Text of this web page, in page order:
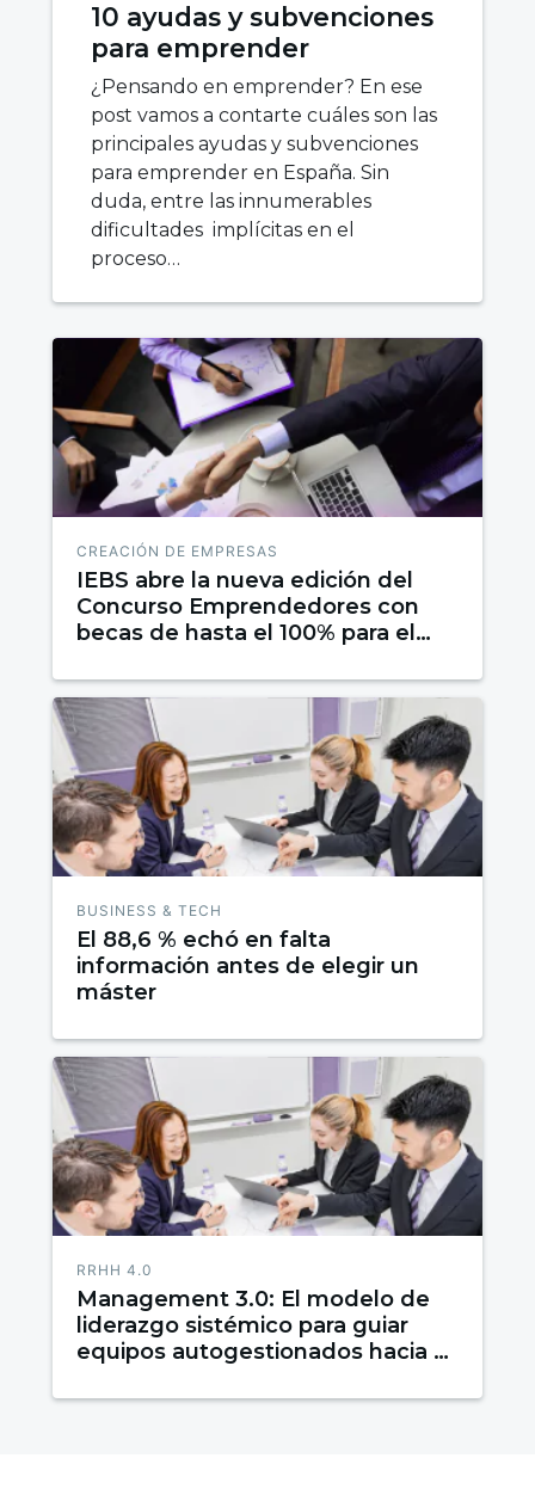
10 ayudas y subvenciones
para emprender
¿Pensando en emprender? En ese
post vamos a contarte cuáles son las
principales ayudas y subvenciones
para emprender en España. Sin
duda, entre las innumerables
dificultades implícitas en el
proceso…
CREACIÓN DE EMPRESAS
IEBS abre la nueva edición del
Concurso Emprendedores con
becas de hasta el 100% para el
BUSINESS & TECH
El 88,6 % echó en falta
información antes de elegir un
máster
RRHH 4.0
Management 3.0: El modelo de
liderazgo sistémico para guiar
equipos autogestionados hacia el